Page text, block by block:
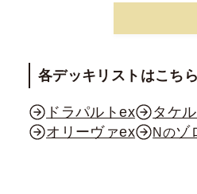
各デッキリストはこちら
ドラパルトex
タケ
オリーヴァex
Nのゾ